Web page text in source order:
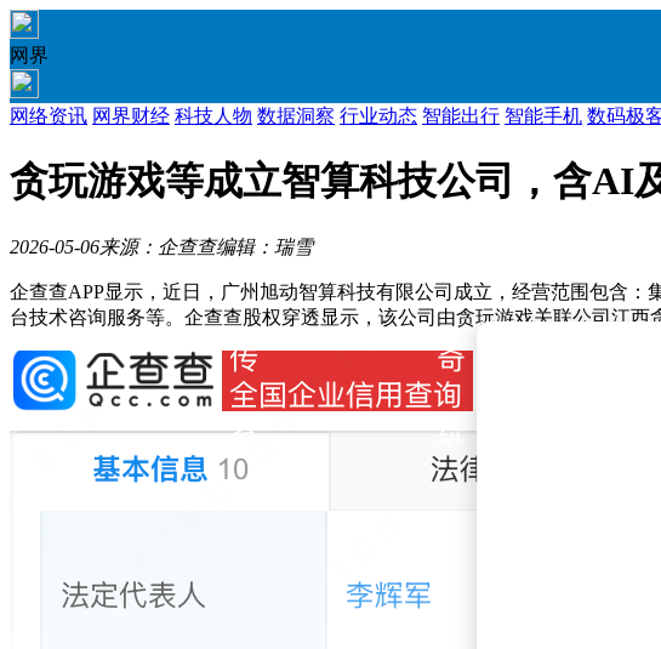
网界
网络资讯 网界财经 科技人物 数据洞察 行业动态 智能出行 智能手机 数码极
贪玩游戏等成立智算科技公司，含AI
2026-05-06来源：企查查编辑：瑞雪
企查查APP显示，近日，广州旭动智算科技有限公司成立，经营范围包含
台技术咨询服务等。企查查股权穿透显示，该公司由贪玩游戏关联公司江